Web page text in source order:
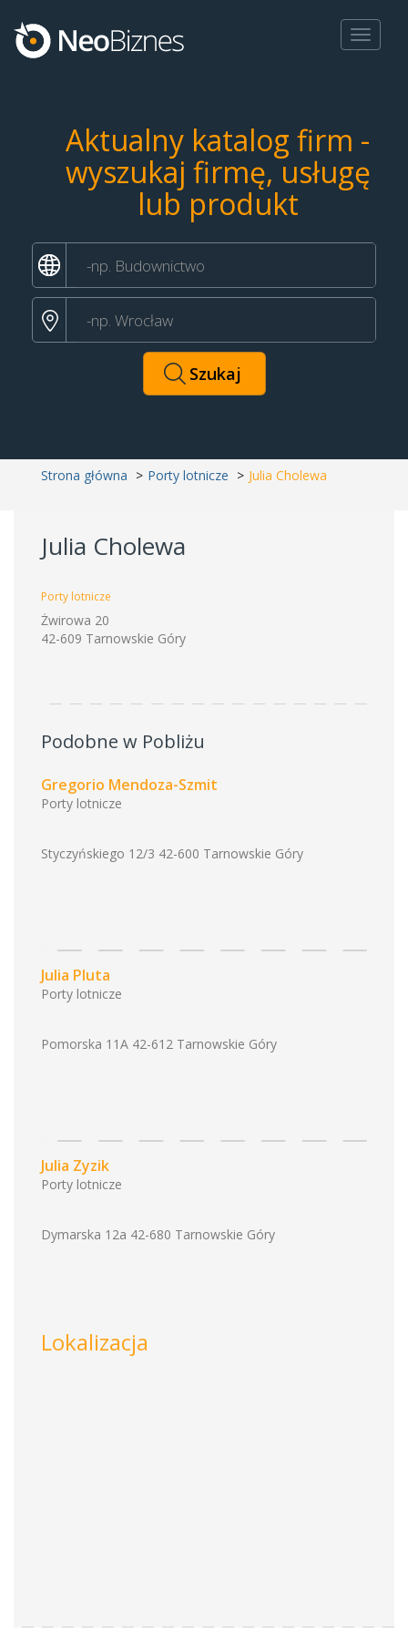
Toggle
Aktualny katalog firm -
wyszukaj firmę, usługę
lub produkt
Strona główna Porty lotnicze Julia Cholewa
Julia Cholewa
Porty lotnicze
Żwirowa 20
42-609 Tarnowskie Góry
Podobne w Pobliżu
Gregorio Mendoza-Szmit
Porty lotnicze
Styczyńskiego 12/3 42-600 Tarnowskie Góry
Julia Pluta
Porty lotnicze
Pomorska 11A 42-612 Tarnowskie Góry
Julia Zyzik
Porty lotnicze
Dymarska 12a 42-680 Tarnowskie Góry
Lokalizacja